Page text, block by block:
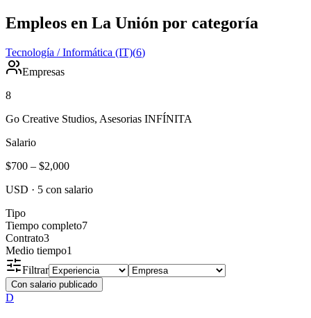
Empleos en La Unión por categoría
Tecnología / Informática (IT)(6)
Empresas
8
Go Creative Studios, Asesorias INFÍNITA
Salario
$700 – $2,000
USD · 5 con salario
Tipo
Tiempo completo7
Contrato3
Medio tiempo1
Filtrar
Con salario publicado
D